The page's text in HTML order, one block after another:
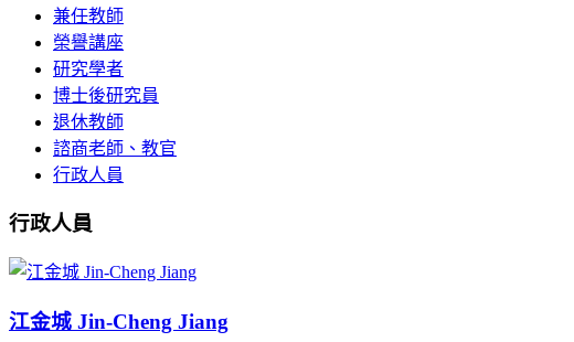
兼任教師
榮譽講座
研究學者
博士後研究員
退休教師
諮商老師、教官
行政人員
行政人員
江金城 Jin-Cheng Jiang